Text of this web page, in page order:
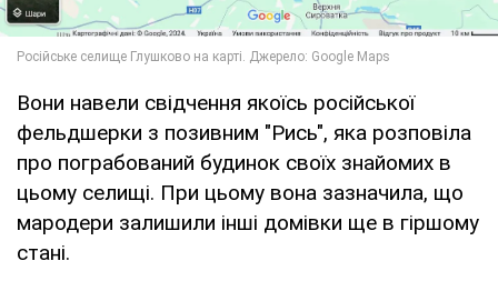
Вони навели свідчення якоїсь російської
фельдшерки з позивним "Рись", яка розповіла
про пограбований будинок своїх знайомих в
цьому селищі. При цьому вона зазначила, що
мародери залишили інші домівки ще в гіршому
стані.